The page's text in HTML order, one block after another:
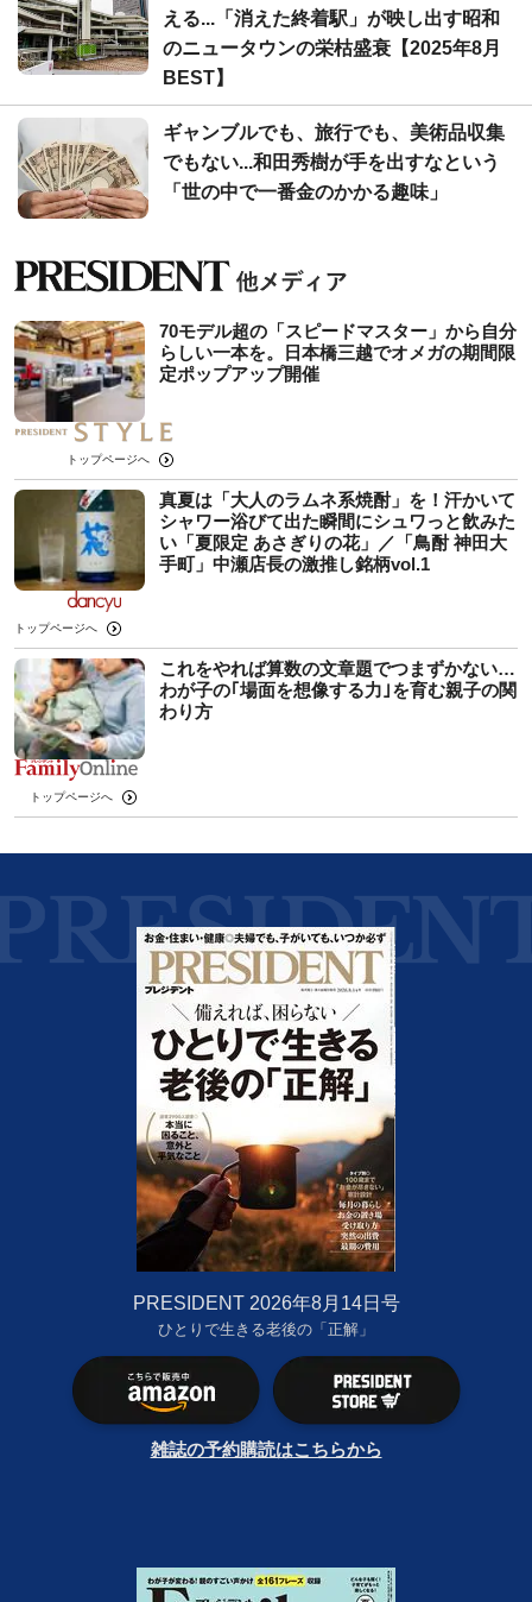
える...「消えた終着駅」が映し出す昭和
のニュータウンの栄枯盛衰【2025年8月
BEST】
ギャンブルでも、旅行でも、美術品収集
でもない...和田秀樹が手を出すなという
「世の中で一番金のかかる趣味」
70モデル超の「スピードマスター」から自分
らしい一本を。日本橋三越でオメガの期間限
定ポップアップ開催
トップページへ
真夏は「大人のラムネ系焼酎」を！汗かいて
シャワー浴びて出た瞬間にシュワっと飲みた
い「夏限定 あさぎりの花」／「鳥酎 神田大
手町」中瀬店長の激推し銘柄vol.1
トップページへ
これをやれば算数の文章題でつまずかない…
わが子の｢場面を想像する力｣を育む親子の関
わり方
トップページへ
PRESIDENT 2026年8月14日号
ひとりで生きる老後の「正解」
雑誌の予約購読はこちらから